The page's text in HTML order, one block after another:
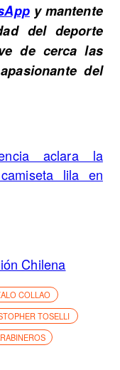
y mantente
del deporte
de cerca las
del
aclara la
lila en
Chilena
COLLAO
TOSELLI